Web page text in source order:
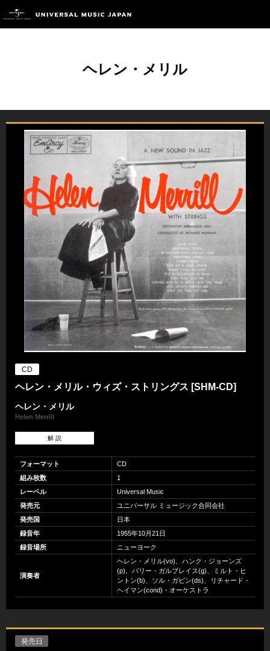
ヘレン・メリル
CD
ヘレン・メリル・ウィズ・ストリングス [SHM-CD]
ヘレン・メリル
Helen Merrill
解 説
フォーマット
CD
組み枚数
1
レーベル
Universal Music
発売元
ユニバーサル ミュージック合同会社
発売国
日本
録音年
1955年10月21日
録音場所
ニューヨーク
演奏者
ヘレン・メリル(vo)、ハンク・ジョーンズ
(p)、バリー・ガルブレイス(g)、ミルト・ヒ
ントン(b)、ソル・ガビン(ds)、リチャード・
ヘイマン(cond)・オーケストラ
発売日